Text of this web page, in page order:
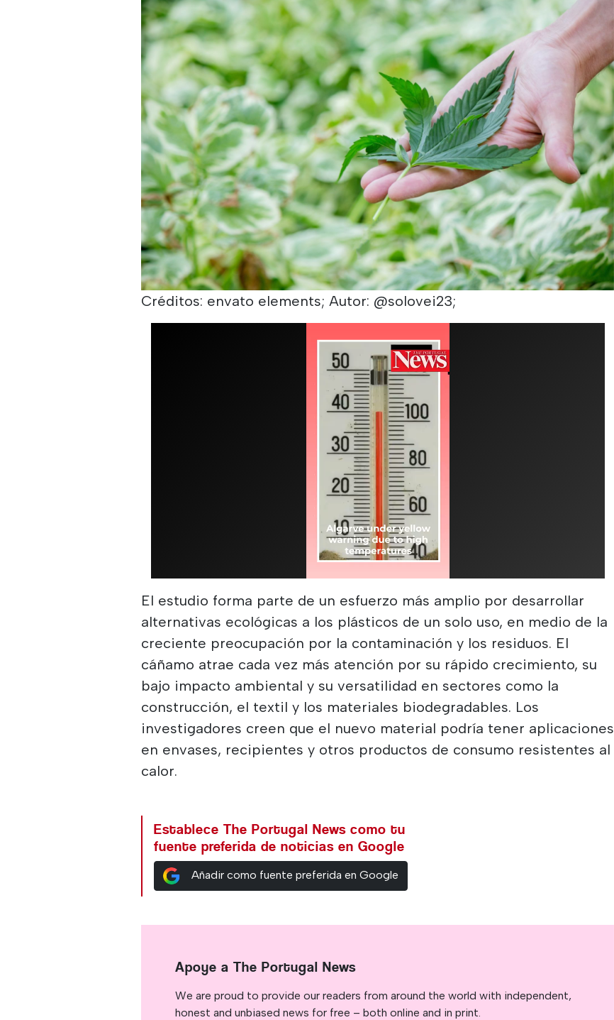
Créditos: envato elements; Autor: @solovei23;
El estudio forma parte de un esfuerzo más amplio por desarrollar
alternativas ecológicas a los plásticos de un solo uso, en medio de la
creciente preocupación por la contaminación y los residuos. El
cáñamo atrae cada vez más atención por su rápido crecimiento, su
bajo impacto ambiental y su versatilidad en sectores como la
construcción, el textil y los materiales biodegradables. Los
investigadores creen que el nuevo material podría tener aplicaciones
en envases, recipientes y otros productos de consumo resistentes al
calor.
Establece The Portugal News como tu
fuente preferida de noticias en Google
Añadir como fuente preferida en Google
Apoye a The Portugal News
We are proud to provide our readers from around the world with independent,
honest and unbiased news for free – both online and in print.